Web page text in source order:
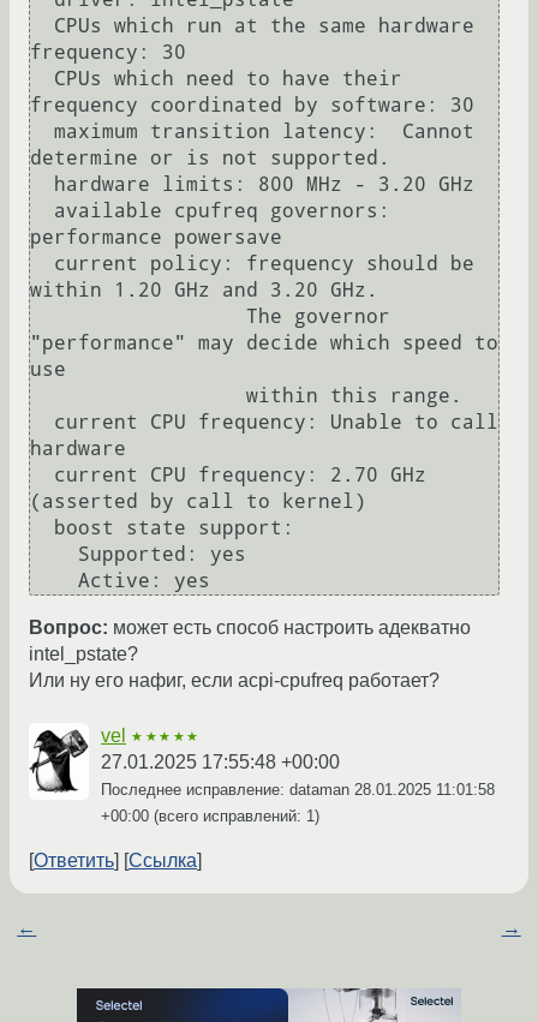
frequency: 30
frequency coordinated by software: 30
determine or is not supported.
performance powersave
within 1.20 GHz and 3.20 GHz.
"performance" may decide which speed to
use
hardware
(asserted by call to kernel)
Вопрос: может есть способ настроить адекватно
intel_pstate?
Или ну его нафиг, если acpi-cpufreq работает?
vel ★★★★★
27.01.2025 17:55:48 +00:00
Последнее исправление: dataman 28.01.2025 11:01:58
+00:00 (всего исправлений: 1)
Ответить Ссылка
← →